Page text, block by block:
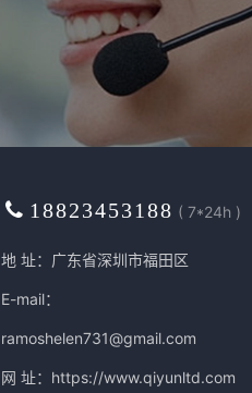
18823453188 ( 7*24h )
地 址：广东省深圳市福田区
E-mail：
ramoshelen731@gmail.com
网 址： https://www.qiyunltd.com